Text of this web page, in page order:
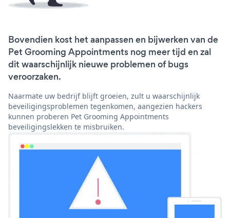
Bovendien kost het aanpassen en bijwerken van de
Pet Grooming Appointments nog meer tijd en zal
dit waarschijnlijk nieuwe problemen of bugs
veroorzaken.
Naarmate uw bedrijf blijft groeien, zult u waarschijnlijk
beveiligingsproblemen tegenkomen, aangezien hackers
kunnen proberen Pet Grooming Appointments
beveiligingslekken te misbruiken.